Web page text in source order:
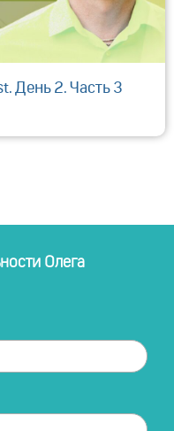
День 2. Часть 3
Олега